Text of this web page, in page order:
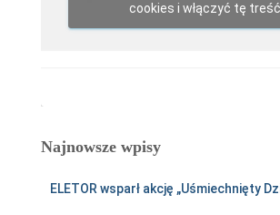
cookies i włączyć tę treść
Najnowsze wpisy
ELETOR wsparł akcję „Uśmiechnięty